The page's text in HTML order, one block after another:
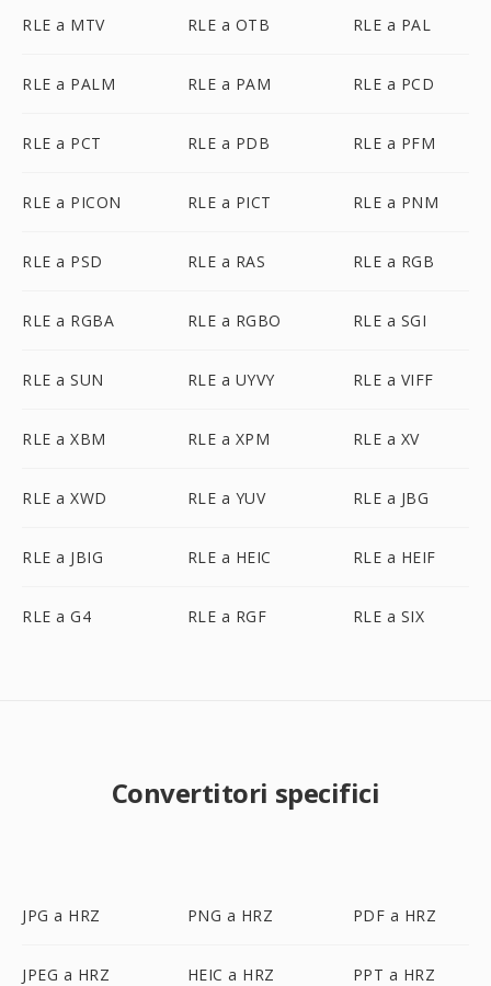
RLE a MTV RLE a OTB RLE a PAL
RLE a PALM RLE a PAM RLE a PCD
RLE a PCT RLE a PDB RLE a PFM
RLE a PICON RLE a PICT RLE a PNM
RLE a PSD RLE a RAS RLE a RGB
RLE a RGBA RLE a RGBO RLE a SGI
RLE a SUN RLE a UYVY RLE a VIFF
RLE a XBM RLE a XPM RLE a XV
RLE a XWD RLE a YUV RLE a JBG
RLE a JBIG RLE a HEIC RLE a HEIF
RLE a G4 RLE a RGF RLE a SIX
Convertitori specifici
JPG a HRZ PNG a HRZ PDF a HRZ
JPEG a HRZ HEIC a HRZ PPT a HRZ